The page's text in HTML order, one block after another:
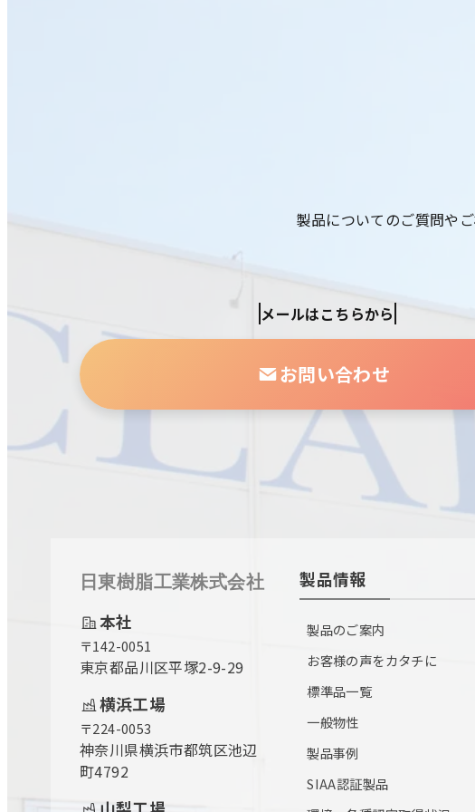
製品についてのご質問や
メールはこちらから
お問い合わせ
日東樹脂工業株式会社
本社
〒142-0051
東京都品川区平塚2-9-29
横浜工場
〒224-0053
神奈川県横浜市都筑区池辺
町4792
製品情報
製品のご案内
お客様の声をカタチに
標準品一覧
一般物性
製品事例
SIAA認証製品